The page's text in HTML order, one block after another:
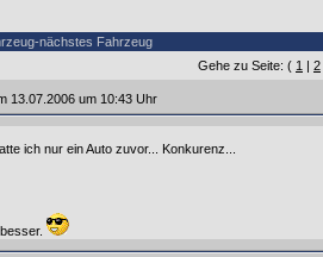
nächstes Fahrzeug
Gehe zu Seite: ( 1 | 2
13.07.2006 um 10:43 Uhr
ich nur ein Auto zuvor... Konkurenz...